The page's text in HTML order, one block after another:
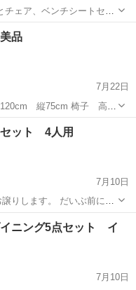
ェア、ベンチシートセッ
kyadrat の布ですが、同じ
いください☺︎ 使っていた
アクタス
品
7月22日
縦75cm 椅子 高さ
ていましたので表はと...
グセット
セット 4人用
7月10日
りします。 だいぶ前に購
高ット
ニング5点セット イ
7月10日